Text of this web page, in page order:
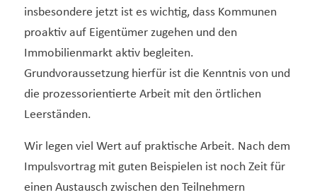
insbesondere jetzt ist es wichtig, dass Kommunen
proaktiv auf Eigentümer zugehen und den
Immobilienmarkt aktiv begleiten.
Grundvoraussetzung hierfür ist die Kenntnis von und
die prozessorientierte Arbeit mit den örtlichen
Leerständen.
Wir legen viel Wert auf praktische Arbeit. Nach dem
Impulsvortrag mit guten Beispielen ist noch Zeit für
einen Austausch zwischen den Teilnehmern